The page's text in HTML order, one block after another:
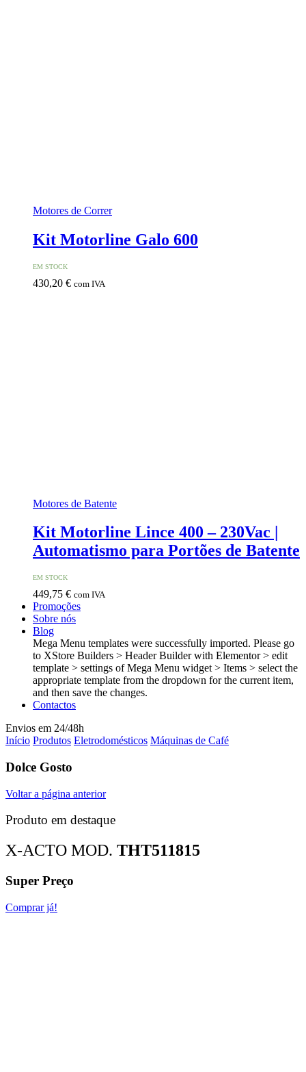
Motores de Correr
Kit Motorline Galo 600
EM STOCK
430,20 € com IVA
Motores de Batente
Kit Motorline Lince 400 – 230Vac |
Automatismo para Portões de Batente
EM STOCK
449,75 € com IVA
Promoções
Sobre nós
Blog
Mega Menu templates were successfully imported. Please go
to XStore Builders > Header Builder with Elementor > edit
template > settings of Mega Menu widget > Items > select the
appropriate template from the dropdown for the current item,
and then save the changes.
Contactos
Envios em 24/48h
Início Produtos Eletrodomésticos Máquinas de Café
Dolce Gosto
Voltar a página anterior
Produto em destaque
X-ACTO MOD. THT511815
Super Preço
Comprar já!